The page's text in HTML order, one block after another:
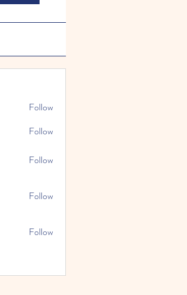
Follow
Follow
Follow
Follow
Follow